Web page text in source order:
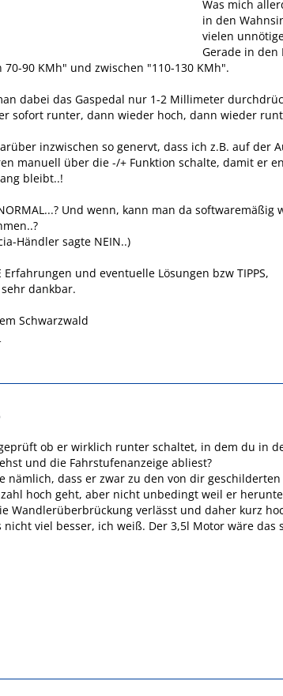
Was mich
in den
vielen
Gerade in den
70-90 KMh" und zwischen "110-130 KMh".
dabei das Gaspedal nur 1-2 Millimeter
sofort runter, dann wieder hoch, dann wieder
inzwischen so genervt, dass ich z.B. auf der
manuell über die -/+ Funktion schalte, damit er
bleibt..!
Und wenn, kann man da softwaremäßig
Händler sagte NEIN..)
Erfahrungen und eventuelle Lösungen bzw TIPPS,
dankbar.
Schwarzwald
ob er wirklich runter schaltet, in dem du in
und die Fahrstufenanzeige abliest?
nämlich, dass er zwar zu den von dir
hoch geht, aber nicht unbedingt weil er
Wandlerüberbrückung verlässt und daher kurz
nicht viel besser, ich weiß. Der 3,5l Motor wäre das